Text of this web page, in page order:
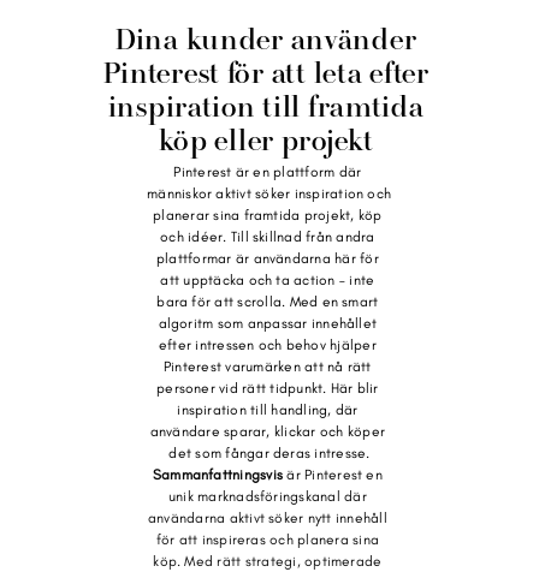
Dina kunder använder
Pinterest för att leta efter
inspiration till framtida
köp eller projekt
Pinterest är en plattform där
människor aktivt söker inspiration och
planerar sina framtida projekt, köp
och idéer. Till skillnad från andra
plattformar är användarna här för
att upptäcka och ta action – inte
bara för att scrolla. Med en smart
algoritm som anpassar innehållet
efter intressen och behov hjälper
Pinterest varumärken att nå rätt
personer vid rätt tidpunkt. Här blir
inspiration till handling, där
användare sparar, klickar och köper
det som fångar deras intresse.
Sammanfattningsvis är Pinterest en
unik marknadsföringskanal där
användarna aktivt söker nytt innehåll
för att inspireras och planera sina
köp. Med rätt strategi, optimerade